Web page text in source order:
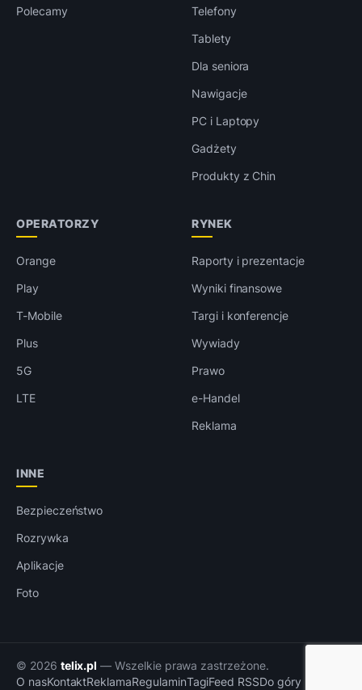
Polecamy
Telefony
Tablety
Dla seniora
Nawigacje
PC i Laptopy
Gadżety
Produkty z Chin
OPERATORZY
Orange
Play
T-Mobile
Plus
5G
LTE
RYNEK
Raporty i prezentacje
Wyniki finansowe
Targi i konferencje
Wywiady
Prawo
e-Handel
Reklama
INNE
Bezpieczeństwo
Rozrywka
Aplikacje
Foto
© 2026 telix.pl — Wszelkie prawa zastrzeżone.
O nasKontaktReklamaRegulaminTagiFeed RSSDo góry ↑